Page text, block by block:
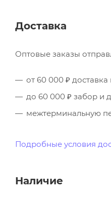
Доставка
Оптовые заказы
от 60 000 ₽
до 60 000 ₽ забор и
межтерминальную
Подробные условия
Наличие